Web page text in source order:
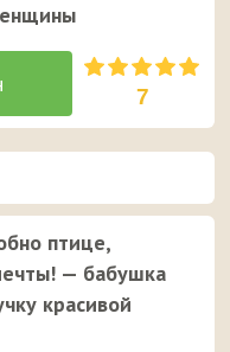
7
птице,
— бабушка
красивой